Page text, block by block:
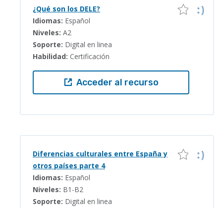
¿Qué son los DELE?
Idiomas: Español
Niveles: A2
Soporte: Digital en linea
Habilidad: Certificación
Acceder al recurso
Diferencias culturales entre España y
otros países parte 4
Idiomas: Español
Niveles: B1-B2
Soporte: Digital en linea